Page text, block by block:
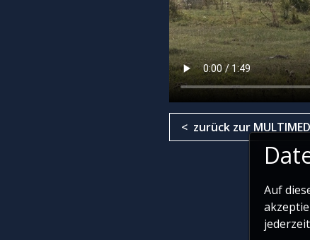
< zurück zur
Auf